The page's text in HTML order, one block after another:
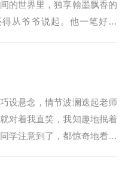
的世界里，独享翰墨飘香的
从爷爷说起。他一笔好行
式，恰如演练张三丰的太极
，...
设悬念，情节波澜迭起老师
对着我直笑，我知趣地抿着
学注意到了，都惊奇地看着